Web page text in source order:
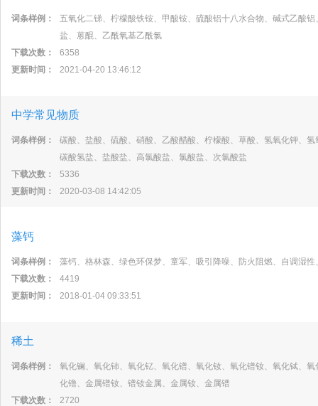
词条样例：
五氧化二锑、柠檬酸铁铵、甲酸铵、硫酸铝十八水合物、碱式乙酸
盐、蒽醌、乙酰氧基乙酰氯
下载次数：
6358
更新时间：
2021-04-20 13:46:12
中学常见物质
词条样例：
碳酸、盐酸、硫酸、硝酸、乙酸醋酸、柠檬酸、草酸、氢氧化钾、
碳酸氢盐、盐酸盐、高氯酸盐、氯酸盐、次氯酸盐
下载次数：
5336
更新时间：
2020-03-08 14:42:05
藻钙
词条样例：
藻钙、格林森、绿色环保梦、童军、吸引降噪、防火阻燃、自调湿
下载次数：
4419
更新时间：
2018-01-04 09:33:51
稀土
词条样例：
氧化镧、氧化铈、氧化钇、氧化镨、氧化钕、氧化镨钕、氧化铽、
化镥、金属镨钕、镨钕金属、金属钕、金属镨
下载次数：
2720